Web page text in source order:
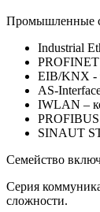
Промышленные
Industrial
EIB/KNX -
AS-
IWLAN –
PROFIBUS
SINAUT
Семейство
Серия
сложности.